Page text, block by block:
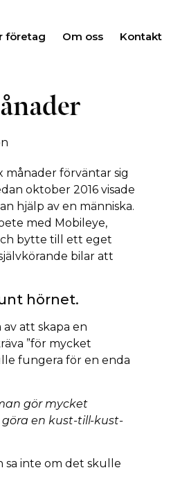
företag Om oss Kontakt
månader förväntar sig
oktober 2016 visade
hjälp av en människa.
med Mobileye,
bytte till ett eget
bilar att
hörnet.
att skapa en
”för mycket
fungera för en enda
gör mycket
en kust-till-kust-
sa inte om det skulle